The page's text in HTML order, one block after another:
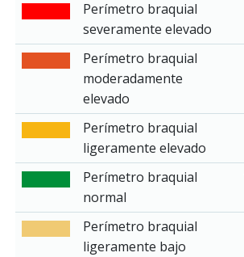
Perímetro braquial
severamente elevado
Perímetro braquial
moderadamente
elevado
Perímetro braquial
ligeramente elevado
Perímetro braquial
normal
Perímetro braquial
ligeramente bajo